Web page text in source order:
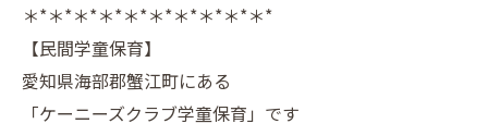
＊*＊*＊*＊*＊*＊*＊*＊*＊*＊*
【民間学童保育】
愛知県海部郡蟹江町にある
「ケーニーズクラブ学童保育」です